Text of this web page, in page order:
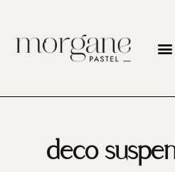
deco